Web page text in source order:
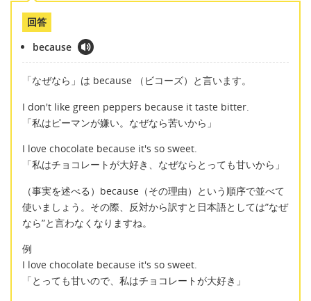
回答
because
「なぜなら」は because （ビコーズ）と言います。
I don't like green peppers because it taste bitter.
「私はピーマンが嫌い。なぜなら苦いから」
I love chocolate because it's so sweet.
「私はチョコレートが大好き、なぜならとっても甘いから」
（事実を述べる）because（その理由）という順序で並べて
使いましょう。その際、反対から訳すと日本語としては”なぜ
なら”と言わなくなりますね。
例
I love chocolate because it's so sweet.
「とっても甘いので、私はチョコレートが大好き」